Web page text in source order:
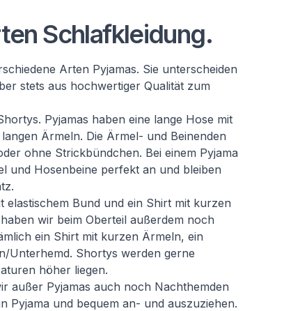
Schlafkleidung.
Arten Pyjamas. Sie unterscheiden
stets aus hochwertiger Qualität zum
Pyjamas haben eine lange Hose mit
Ärmeln. Die Ärmel- und Beinenden
ohne Strickbündchen. Bei einem Pyjama
und Hosenbeine perfekt an und bleiben
Bund und ein Shirt mit kurzen
wir beim Oberteil außerdem noch
ein Shirt mit kurzen Ärmeln, ein
Unterhemd. Shortys werden gerne
höher liegen.
außer Pyjamas auch noch Nachthemden
Pyjama und bequem an- und auszuziehen.